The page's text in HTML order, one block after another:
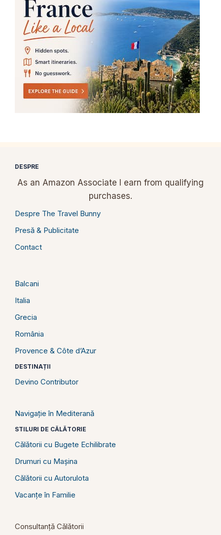
DESPRE
As an Amazon Associate I earn from qualifying
purchases.
Despre The Travel Bunny
Presă & Publicitate
Contact
Balcani
Italia
Grecia
România
Provence & Côte d’Azur
DESTINAȚII
Devino Contributor
Navigație în Mediterană
STILURI DE CĂLĂTORIE
Călătorii cu Bugete Echilibrate
Drumuri cu Mașina
Călătorii cu Autorulota
Vacanțe în Familie
Consultanță Călătorii